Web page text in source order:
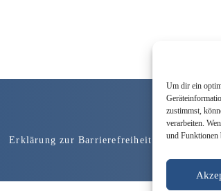
Um dir ein
zustimmst,
verarbeiten.
und Funktionen
Erklärung zur Barrierefreiheit Werbung